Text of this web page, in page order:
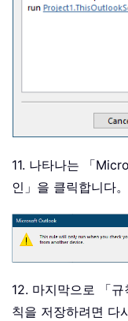
11. 나타나는 「
인」을 클릭합니다。
12. 마지막으로 「
칙을 저장하려면 다